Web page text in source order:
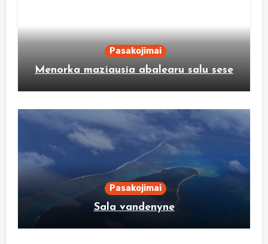
Pasakojimai
Menorka maziausia abalearu salu sese
Pasakojimai
Sala vandenyne